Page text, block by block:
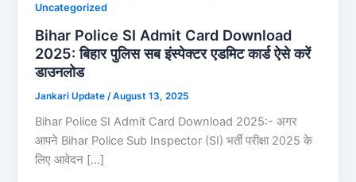
Uncategorized
Bihar Police SI Admit Card Download
2025: बिहार पुलिस सब इंस्पेक्टर एडमिट कार्ड ऐसे करें
डाउनलोड
Jankari Update /August 13, 2025
Bihar Police SI Admit Card Download 2025:- अगर
आपने Bihar Police Sub Inspector (SI) भर्ती परीक्षा 2025 के
लिए आवेदन […]